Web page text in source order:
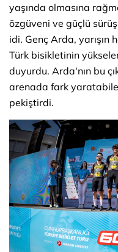
yaşında olmasına
özgüveni ve güçlü
idi. Genç Arda, yarışın
Türk bisikletinin
duyurdu. Arda'nın bu
arenada fark
pekiştirdi.